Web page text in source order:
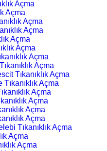
Açma
Açma
Açma
Açma
Açma
Açma
Açma
Açma
Tıkanıklık Açma
Açma
Açma
Açma
Açma
Açma
Tıkanıklık Açma
Açma
Açma